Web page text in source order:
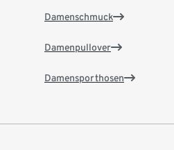
Damenschmuck
Damenpullover
Damensporthosen